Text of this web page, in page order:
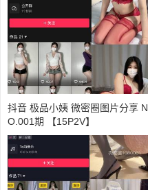
抖音 极品小姨 微密圈图片分享 N
O.001期 【15P2V】